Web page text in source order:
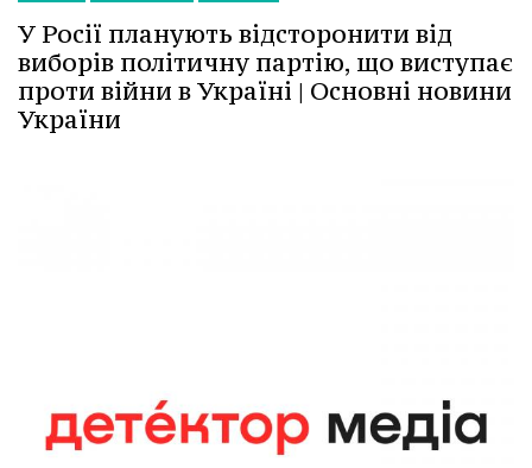
У Росії планують відсторонити від
виборів політичну партію, що виступає
проти війни в Україні | Основні новини
України